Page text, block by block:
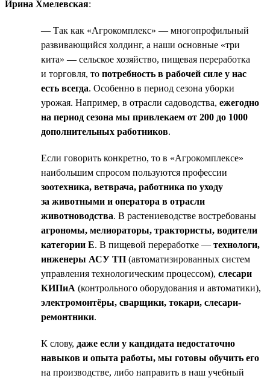
Ирина Хмелевская:
— Так как «Агрокомплекс» — многопрофильный
развивающийся холдинг, а наши основные «три
кита» — сельское хозяйство, пищевая переработка
и торговля, то потребность в рабочей силе у нас
есть всегда. Особенно в период сезона уборки
урожая. Например, в отрасли садоводства, ежегодно
на период сезона мы привлекаем от 200 до 1000
дополнительных работников.
Если говорить конкретно, то в «Агрокомплексе»
наибольшим спросом пользуются профессии
зоотехника, ветврача, работника по уходу
за животными и оператора в отрасли
животноводства. В растениеводстве востребованы
агрономы, мелиораторы, трактористы, водители
категории Е. В пищевой переработке — технологи,
инженеры АСУ ТП (автоматизированных систем
управления технологическим процессом), слесари
КИПиА (контрольного оборудования и автоматики),
электромонтёры, сварщики, токари, слесари-
ремонтники.
К слову, даже если у кандидата недостаточно
навыков и опыта работы, мы готовы обучить его
на производстве, либо направить в наш учебный